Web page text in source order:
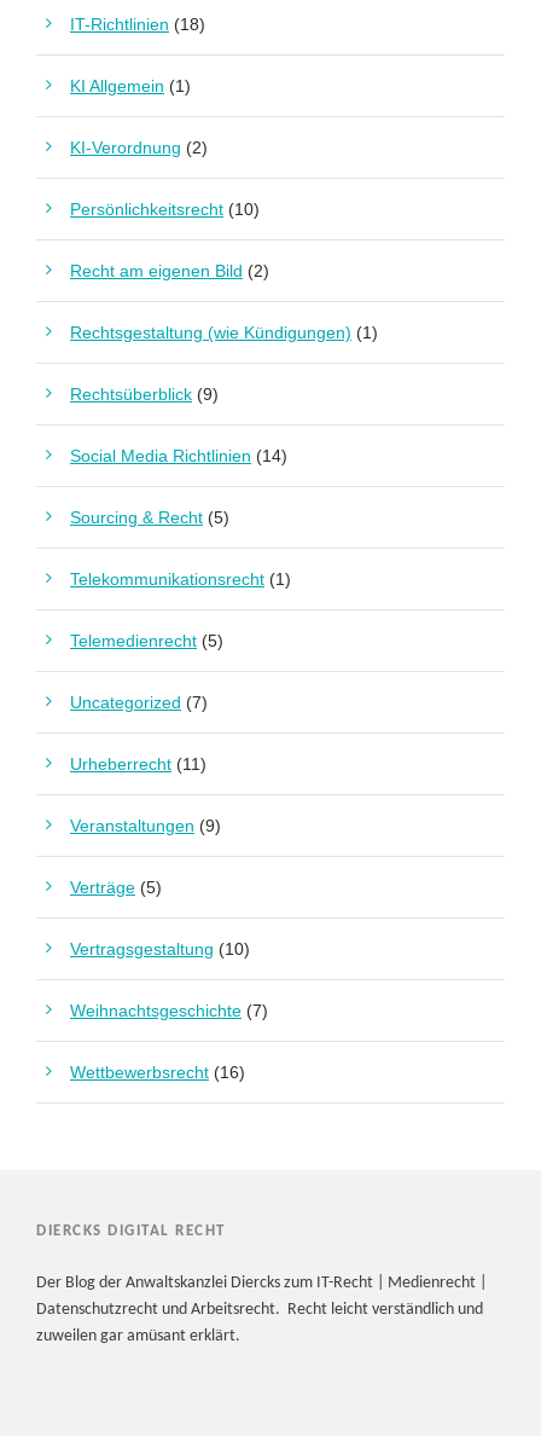
IT-Richtlinien (18)
KI Allgemein (1)
KI-Verordnung (2)
Persönlichkeitsrecht (10)
Recht am eigenen Bild (2)
Rechtsgestaltung (wie Kündigungen) (1)
Rechtsüberblick (9)
Social Media Richtlinien (14)
Sourcing & Recht (5)
Telekommunikationsrecht (1)
Telemedienrecht (5)
Uncategorized (7)
Urheberrecht (11)
Veranstaltungen (9)
Verträge (5)
Vertragsgestaltung (10)
Weihnachtsgeschichte (7)
Wettbewerbsrecht (16)
DIERCKS DIGITAL RECHT
Der Blog der Anwaltskanzlei Diercks zum IT-Recht | Medienrecht |
Datenschutzrecht und Arbeitsrecht. Recht leicht verständlich und
zuweilen gar amüsant erklärt.